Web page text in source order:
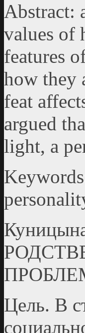
Abstract:
values of
features
how they
feat
argued
light, a
Цель. В